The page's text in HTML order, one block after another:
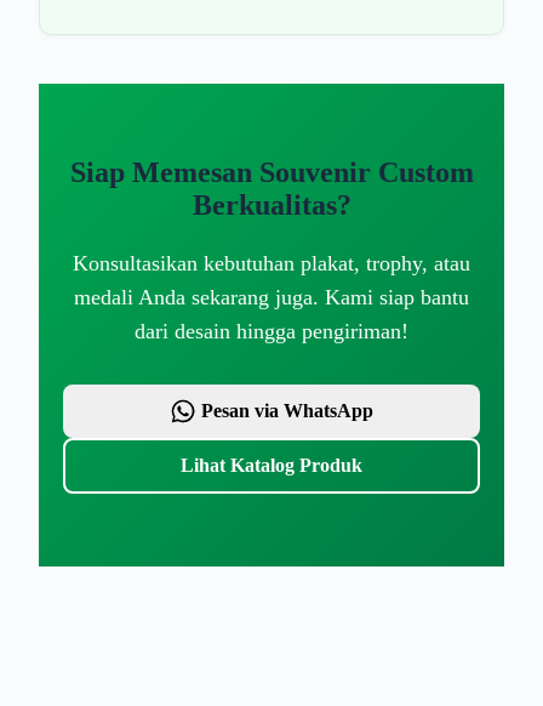
Siap Memesan Souvenir Custom
Berkualitas?
Konsultasikan kebutuhan plakat, trophy, atau
medali Anda sekarang juga. Kami siap bantu
dari desain hingga pengiriman!
Pesan via WhatsApp
Lihat Katalog Produk